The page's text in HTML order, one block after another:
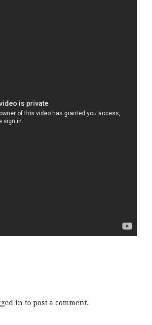
in to post a comment.